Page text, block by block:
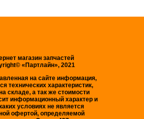
магазин запчастей
«Партлайн», 2021
на сайте информация,
технических характеристик,
складе, а так же стоимости
информационный характер и
условиях не является
офертой, определяемой